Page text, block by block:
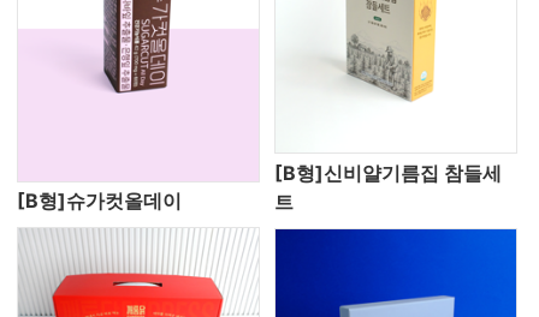
[B형]슈가컷올데이
[B형]신비얄기름집 참들세
트